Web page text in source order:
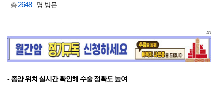
총 2648 명 방문
AD
- 종양 위치 실시간 확인해 수술 정확도 높여